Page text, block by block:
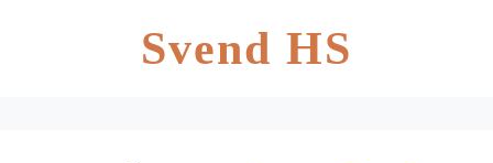
Svend HS